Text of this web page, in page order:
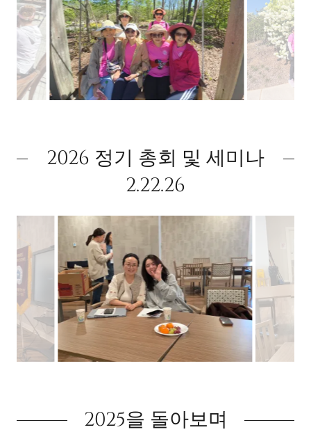
2026 정기 총회 및 세미나
2.22.26
2025을 돌아보며